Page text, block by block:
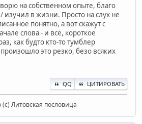
на собственном опыте, благо
изучил в жизни. Просто на слух не
понятно, а вот скажут с
слова - и всё, короткое
как будто кто-то тумблер
это резко, безо всяких
QQ ЦИТИРОВАТЬ
Литовская пословица